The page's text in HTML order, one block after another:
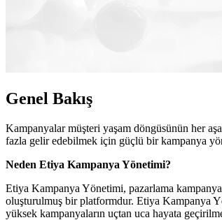
Genel Bakış
Kampanyalar müşteri yaşam döngüsünün her
fazla gelir edebilmek için güçlü bir kampanya
Neden Etiya Kampanya Yönetimi?
Etiya Kampanya Yönetimi, pazarlama
oluşturulmuş bir platformdur. Etiya Kampanya
yüksek kampanyaların uçtan uca hayata